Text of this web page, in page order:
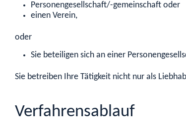
Personengesellschaft/-gemeinschaft oder
einen Verein,
oder
Sie beteiligen sich an einer
Sie betreiben Ihre Tätigkeit nicht nur als
Verfahrensablauf